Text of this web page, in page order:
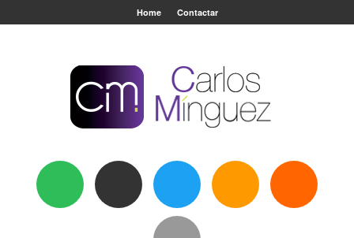
Home Contactar